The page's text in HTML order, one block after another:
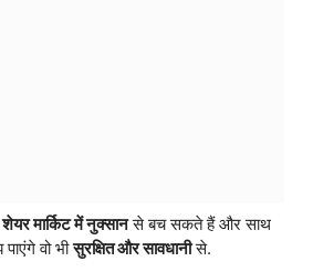
शेयर मार्किट में नुक्सानसे बच सकते हैं और साथ
वो भीसुरक्षित और सावधानीसे.